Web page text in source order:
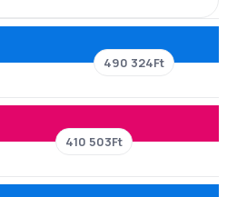
490 324Ft
410 503Ft